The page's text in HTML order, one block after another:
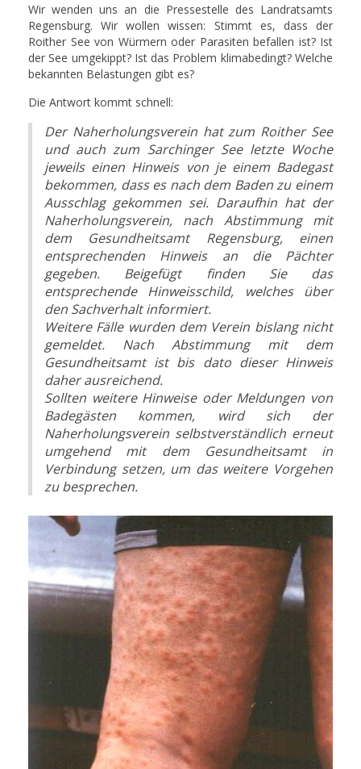
Wir wenden uns an die Pressestelle des Landratsamts
Regensburg. Wir wollen wissen: Stimmt es, dass der
Roither See von Würmern oder Parasiten befallen ist? Ist
der See umgekippt? Ist das Problem klimabedingt? Welche
bekannten Belastungen gibt es?
Die Antwort kommt schnell:
Der Naherholungsverein hat zum Roither See
und auch zum Sarchinger See letzte Woche
jeweils einen Hinweis von je einem Badegast
bekommen, dass es nach dem Baden zu einem
Ausschlag gekommen sei. Daraufhin hat der
Naherholungsverein, nach Abstimmung mit
dem Gesundheitsamt Regensburg, einen
entsprechenden Hinweis an die Pächter
gegeben. Beigefügt finden Sie das
entsprechende Hinweisschild, welches über
den Sachverhalt informiert.
Weitere Fälle wurden dem Verein bislang nicht
gemeldet. Nach Abstimmung mit dem
Gesundheitsamt ist bis dato dieser Hinweis
daher ausreichend.
Sollten weitere Hinweise oder Meldungen von
Badegästen kommen, wird sich der
Naherholungsverein selbstverständlich erneut
umgehend mit dem Gesundheitsamt in
Verbindung setzen, um das weitere Vorgehen
zu besprechen.